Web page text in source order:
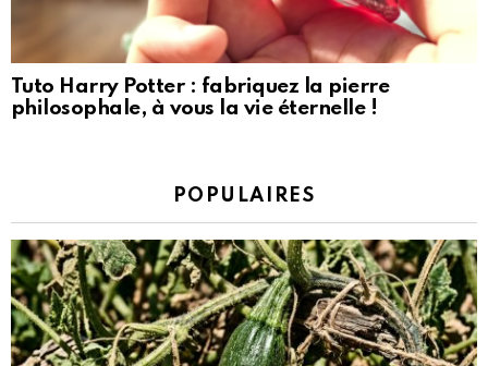
Tuto Harry Potter : fabriquez la pierre
philosophale, à vous la vie éternelle !
POPULAIRES